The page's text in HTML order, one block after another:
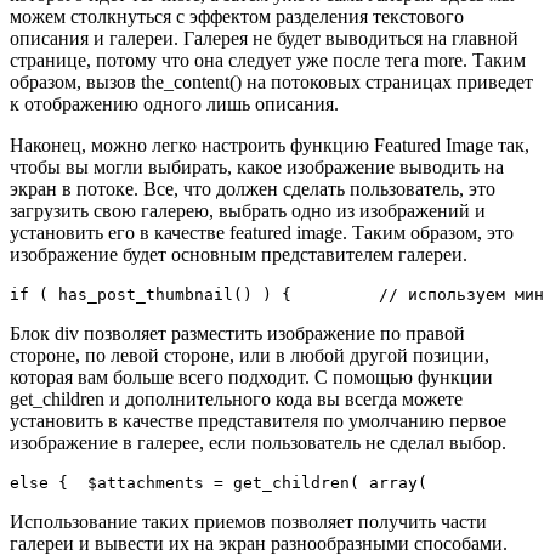
можем столкнуться с эффектом разделения текстового
описания и галереи. Галерея не будет выводиться на главной
странице, потому что она следует уже после тега more. Таким
образом, вызов the_content() на потоковых страницах приведет
к отображению одного лишь описания.
Наконец, можно легко настроить функцию Featured Image так,
чтобы вы могли выбирать, какое изображение выводить на
экран в потоке. Все, что должен сделать пользователь, это
загрузить свою галерею, выбрать одно из изображений и
установить его в качестве featured image. Таким образом, это
изображение будет основным представителем галереи.
Блок div позволяет разместить изображение по правой
стороне, по левой стороне, или в любой другой позиции,
которая вам больше всего подходит. С помощью функции
get_children и дополнительного кода вы всегда можете
установить в качестве представителя по умолчанию первое
изображение в галерее, если пользователь не сделал выбор.
Использование таких приемов позволяет получить части
галереи и вывести их на экран разнообразными способами.